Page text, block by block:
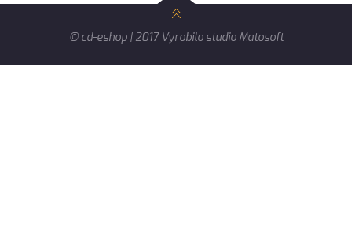
© cd-eshop | 2017 Vyrobilo studio Matosoft